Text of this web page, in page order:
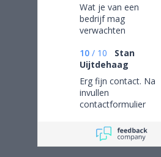
Wat je van een
bedrijf mag
verwachten
10 / 10
Stan
Uijtdehaag
Erg fijn contact. Na
invullen
contactformulier
persoonlijke wensen
besproken. Afspraak
gemaakt om in de